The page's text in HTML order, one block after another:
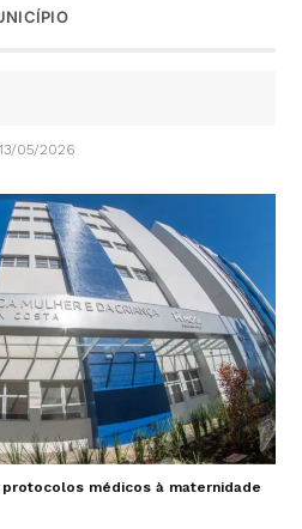
05/2026
médicos à maternidade